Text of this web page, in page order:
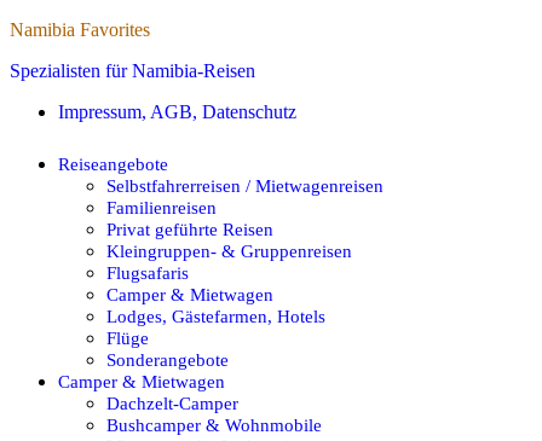
Namibia Favorites
Spezialisten für Namibia-Reisen
Impressum, AGB, Datenschutz
Reiseangebote
Selbstfahrerreisen / Mietwagenreisen
Familienreisen
Privat geführte Reisen
Kleingruppen- & Gruppenreisen
Flugsafaris
Camper & Mietwagen
Lodges, Gästefarmen, Hotels
Flüge
Sonderangebote
Camper & Mietwagen
Dachzelt-Camper
Bushcamper & Wohnmobile